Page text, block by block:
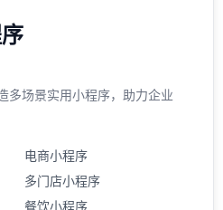
多场景实用小程序，助力企业
电商小程序
多门店小程序
餐饮小程序